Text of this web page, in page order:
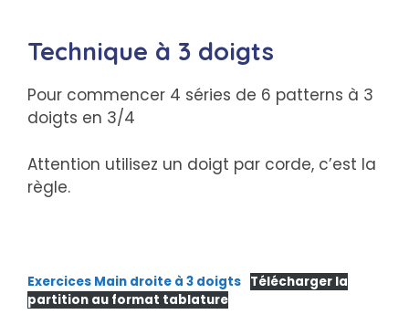
Technique à 3 doigts
Pour commencer 4 séries de 6 patterns à 3
doigts en 3/4
Attention utilisez un doigt par corde, c’est la
règle.
Exercices Main droite à 3 doigts Télécharger la
partition au format tablature